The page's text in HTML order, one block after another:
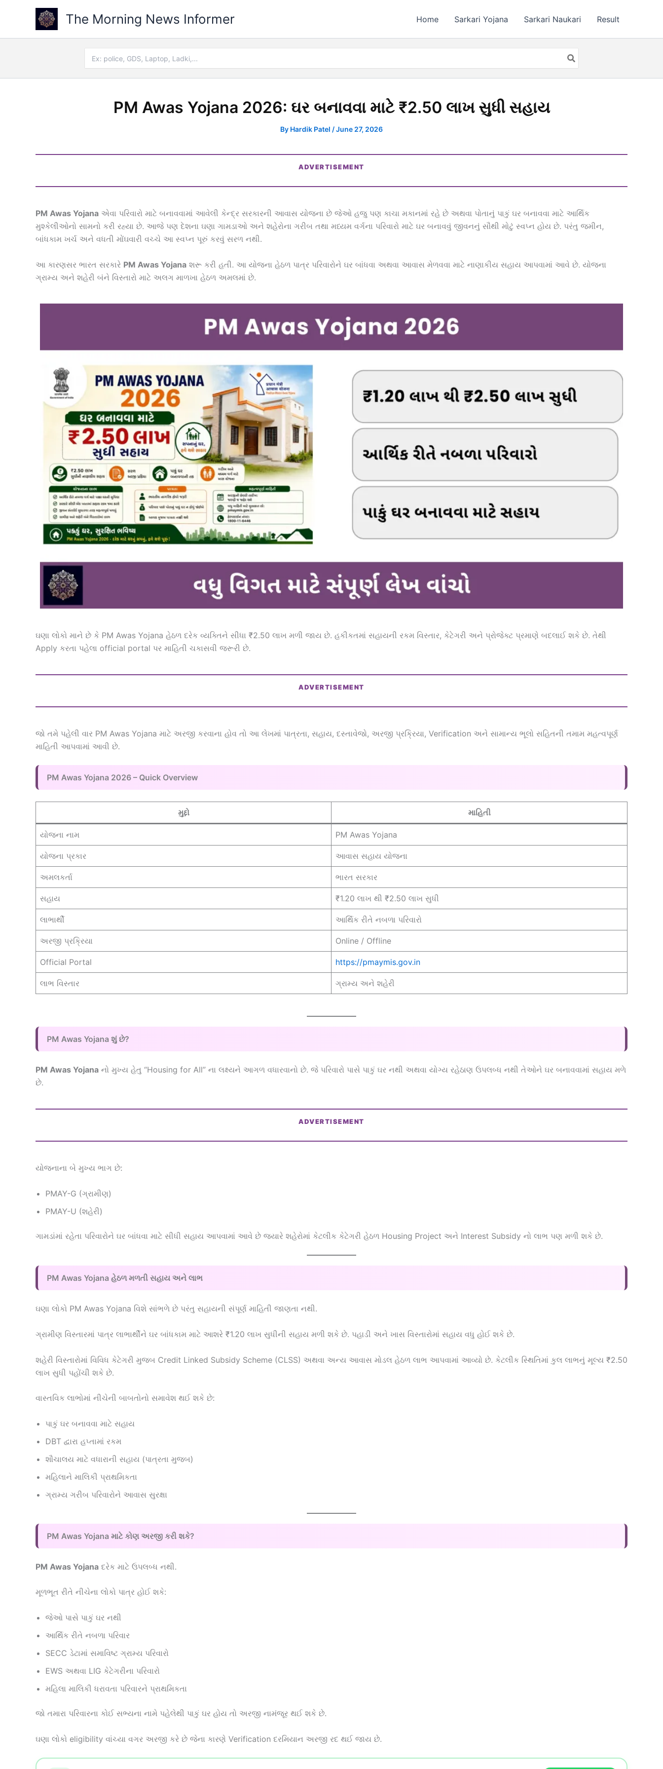
The Morning News Informer Home Sarkari Yojana Sarkari Naukari Result
for:
PM Awas Yojana 2026: ઘર બનાવવા માટે ₹2.50 લાખ સુધી સહાય
By Hardik Patel /June 27, 2026
ADVERTISEMENT
PM Awas Yojana એવા પરિવારો માટે બનાવવામાં આવેલી કેન્દ્ર સરકારની આવાસ યોજના છે જેઓ હજુ પણ કાચા મકાનમાં રહે છે અથવા પોતાનું પાકું ઘર બનાવવા માટે આર્થિક
મુશ્કેલીઓનો સામનો કરી રહ્યા છે. આજે પણ દેશના ઘણા ગામડાઓ અને શહેરોના ગરીબ તથા મધ્યમ વર્ગના પરિવારો માટે ઘર બનાવવું જીવનનું સૌથી મોટું સ્વપ્ન હોય છે. પરંતુ જમીન,
બાંધકામ ખર્ચ અને વધતી મોંઘવારી વચ્ચે આ સ્વપ્ન પૂરું કરવું સરળ નથી.
આ કારણસર ભારત સરકારે PM Awas Yojana શરૂ કરી હતી. આ યોજના હેઠળ પાત્ર પરિવારોને ઘર બાંધવા અથવા આવાસ મેળવવા માટે નાણાકીય સહાય આપવામાં આવે છે. યોજના
ગ્રામ્ય અને શહેરી બંને વિસ્તારો માટે અલગ માળખા હેઠળ અમલમાં છે.
ઘણા લોકો માને છે કે PM Awas Yojana હેઠળ દરેક વ્યક્તિને સીધા ₹2.50 લાખ મળી જાય છે. હકીકતમાં સહાયની રકમ વિસ્તાર, કેટેગરી અને પ્રોજેક્ટ પ્રમાણે બદલાઈ શકે છે. તેથી
Apply કરતા પહેલા official portal પર માહિતી ચકાસવી જરૂરી છે.
ADVERTISEMENT
જો તમે પહેલી વાર PM Awas Yojana માટે અરજી કરવાના હોવ તો આ લેખમાં પાત્રતા, સહાય, દસ્તાવેજો, અરજી પ્રક્રિયા, Verification અને સામાન્ય ભૂલો સહિતની તમામ મહત્વપૂર્ણ
માહિતી આપવામાં આવી છે.
PM Awas Yojana 2026 – Quick Overview
મુદ્દો માહિતી
યોજના નામ PM Awas Yojana
યોજના પ્રકાર આવાસ સહાય યોજના
અમલકર્તા ભારત સરકાર
સહાય ₹1.20 લાખ થી ₹2.50 લાખ સુધી
લાભાર્થી આર્થિક રીતે નબળા પરિવારો
અરજી પ્રક્રિયા Online / Offline
Official Portal https://pmaymis.gov.in
લાભ વિસ્તાર ગ્રામ્ય અને શહેરી
PM Awas Yojana શું છે?
PM Awas Yojana નો મુખ્ય હેતુ “Housing for All” ના લક્ષ્યને આગળ વધારવાનો છે. જે પરિવારો પાસે પાકું ઘર નથી અથવા યોગ્ય રહેઠાણ ઉપલબ્ધ નથી તેઓને ઘર બનાવવામાં સહાય મળે
છે.
ADVERTISEMENT
યોજનાના બે મુખ્ય ભાગ છે:
PMAY-G (ગ્રામીણ)
PMAY-U (શહેરી)
ગામડાંમાં રહેતા પરિવારોને ઘર બાંધવા માટે સીધી સહાય આપવામાં આવે છે જ્યારે શહેરોમાં કેટલીક કેટેગરી હેઠળ Housing Project અને Interest Subsidy નો લાભ પણ મળી શકે છે.
PM Awas Yojana હેઠળ મળતી સહાય અને લાભ
ઘણા લોકો PM Awas Yojana વિશે સાંભળે છે પરંતુ સહાયની સંપૂર્ણ માહિતી જાણતા નથી.
ગ્રામીણ વિસ્તારમાં પાત્ર લાભાર્થીને ઘર બાંધકામ માટે આશરે ₹1.20 લાખ સુધીની સહાય મળી શકે છે. પહાડી અને ખાસ વિસ્તારોમાં સહાય વધુ હોઈ શકે છે.
શહેરી વિસ્તારોમાં વિવિધ કેટેગરી મુજબ Credit Linked Subsidy Scheme (CLSS) અથવા અન્ય આવાસ મોડલ હેઠળ લાભ આપવામાં આવ્યો છે. કેટલીક સ્થિતિમાં કુલ લાભનું મૂલ્ય ₹2.50
લાખ સુધી પહોંચી શકે છે.
વાસ્તવિક લાભોમાં નીચેની બાબતોનો સમાવેશ થઈ શકે છે:
પાકું ઘર બનાવવા માટે સહાય
DBT દ્વારા હપ્તામાં રકમ
શૌચાલય માટે વધારાની સહાય (પાત્રતા મુજબ)
મહિલાને માલિકી પ્રાથમિકતા
ગ્રામ્ય ગરીબ પરિવારોને આવાસ સુરક્ષા
PM Awas Yojana માટે કોણ અરજી કરી શકે?
PM Awas Yojana દરેક માટે ઉપલબ્ધ નથી.
મૂળભૂત રીતે નીચેના લોકો પાત્ર હોઈ શકે:
જેઓ પાસે પાકું ઘર નથી
આર્થિક રીતે નબળા પરિવાર
SECC ડેટામાં સમાવિષ્ટ ગ્રામ્ય પરિવારો
EWS અથવા LIG કેટેગરીના પરિવારો
મહિલા માલિકી ધરાવતા પરિવારને પ્રાથમિકતા
જો તમારા પરિવારના કોઈ સભ્યના નામે પહેલેથી પાકું ઘર હોય તો અરજી નામંજૂર થઈ શકે છે.
ઘણા લોકો eligibility વાંચ્યા વગર અરજી કરે છે જેના કારણે Verification દરમિયાન અરજી રદ થઈ જાય છે.